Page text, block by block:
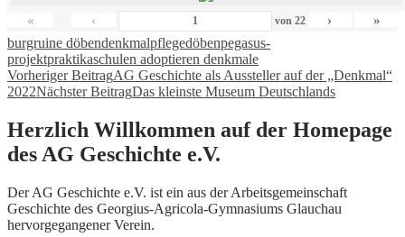
« ‹ von 22 › »
burgruine döbendenkmalpflegedöbenpegasus-
projektpraktikaschulen adoptieren denkmale
Beitragsnavigation
Vorheriger BeitragAG Geschichte als Aussteller auf der „Denkmal“
2022Nächster BeitragDas kleinste Museum Deutschlands
Herzlich Willkommen auf der Homepage
des AG Geschichte e.V.
Der AG Geschichte e.V. ist ein aus der Arbeitsgemeinschaft
Geschichte des Georgius-Agricola-Gymnasiums Glauchau
hervorgegangener Verein.